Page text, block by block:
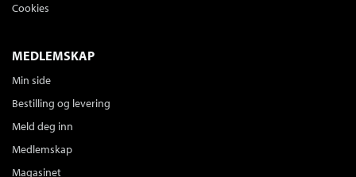
Cookies
MEDLEMSKAP
Min side
Bestilling og levering
Meld deg inn
Medlemskap
Magasinet